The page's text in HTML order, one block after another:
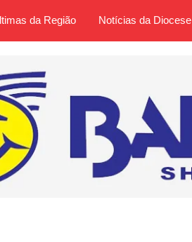
da Região Notícias da Diocese